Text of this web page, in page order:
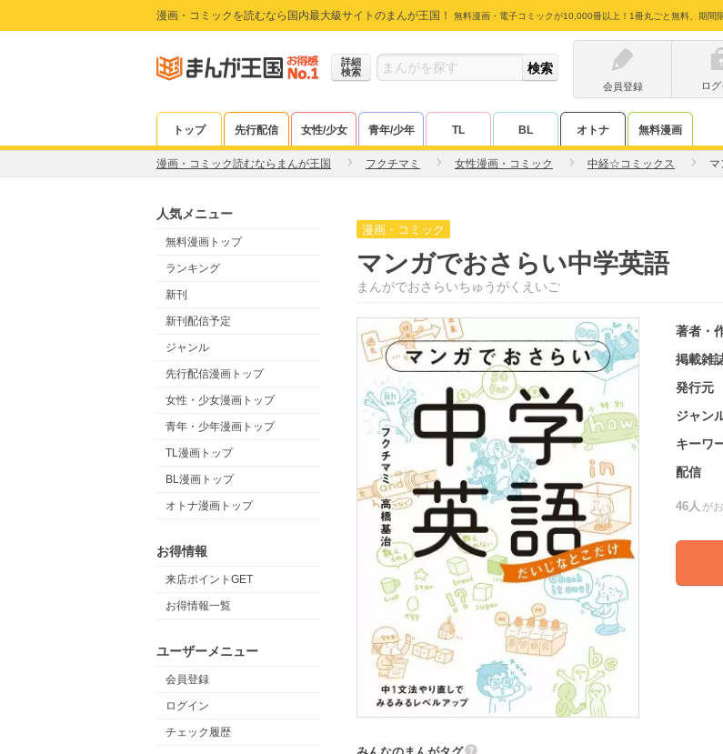
漫画・コミックを読むなら国内最大級サイトのまんが王国！ 無料漫画・電子コミックが10,000冊以上！1冊丸ごと無料、期間
詳細
検索
会員登録
ロ
トップ 先行配信 女性/少女 青年/少年 TL BL オトナ 無料漫画
漫画・コミック読むならまんが王国 フクチマミ 女性漫画・コミック 中経☆コミックス
人気メニュー
無料漫画トップ
ランキング
新刊
新刊配信予定
ジャンル
先行配信漫画トップ
女性・少女漫画トップ
青年・少年漫画トップ
TL漫画トップ
BL漫画トップ
オトナ漫画トップ
お得情報
来店ポイントGET
お得情報一覧
ユーザーメニュー
会員登録
ログイン
チェック履歴
漫画・コミック
マンガでおさらい中学英語
まんがでおさらいちゅうがくえいご
著者・
掲載雑
発行元
ジャン
キーワ
配信
46人 が